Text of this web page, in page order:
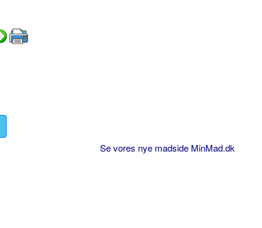
Se vores nye madside MinMad.dk